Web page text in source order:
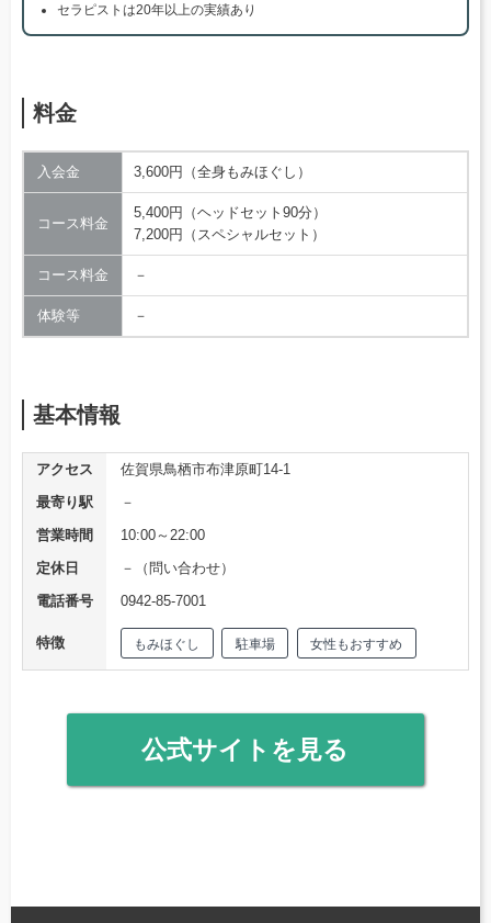
セラピストは20年以上の実績あり
料金
入会金 3,600円（全身もみほぐし）
コース料金
5,400円（ヘッドセット90分）
7,200円（スペシャルセット）
コース料金 －
体験等 －
基本情報
アクセス
佐賀県鳥栖市布津原町14-1
最寄り駅
－
営業時間
10:00～22:00
定休日
－（問い合わせ）
電話番号
0942-85-7001
特徴 もみほぐし 駐車場 女性もおすすめ
公式サイトを見る